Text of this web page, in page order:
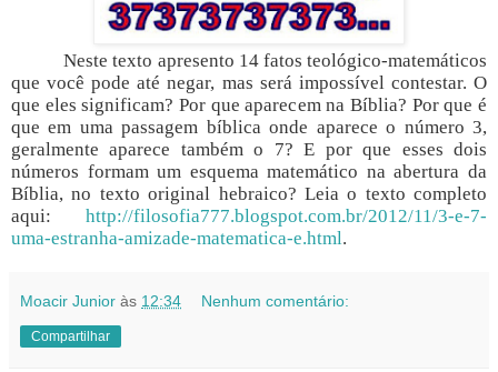
Neste texto apresento 14 fatos teológico-matemáticos
que você pode até negar, mas será impossível contestar. O
que eles significam? Por que aparecem na Bíblia? Por que é
que em uma passagem bíblica onde aparece o número 3,
geralmente aparece também o 7? E por que esses dois
números formam um esquema matemático na abertura da
Bíblia, no texto original hebraico? Leia o texto completo
aqui: http://filosofia777.blogspot.com.br/2012/11/3-e-7-
uma-estranha-amizade-matematica-e.html.
Moacir Junior às 12:34 Nenhum comentário:
Compartilhar